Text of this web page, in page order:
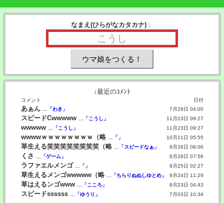
なまえ(ひらがなカタカナ) ：
↓最近のｺﾒﾝﾄ
コメント 日付
あぁん 「わき」 7月26日 04:00
スピードCwwwww 「こうし」 11月23日 09:27
wwwww 「こうし」 11月23日 09:27
wwwwｗｗｗｗｗｗｗｗ（略 「」 10月21日 05:55
草生える笑笑笑笑笑笑笑笑（略 「スピードなぁ」 9月26日 08:00
くさ 「ゲーム」 9月26日 07:56
ラファエルメンゴ 「」 9月25日 02:27
草生えるメンゴwwwww（略 「ちらりぬぬしゆとめ」 9月24日 11:29
草はえるンゴwww 「こころ」 8月23日 04:43
スピードssssss 「ゆうり」 7月03日 10:34